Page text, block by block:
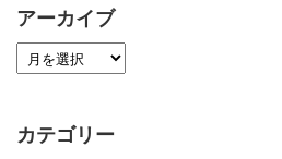
アーカイブ
カテゴリー